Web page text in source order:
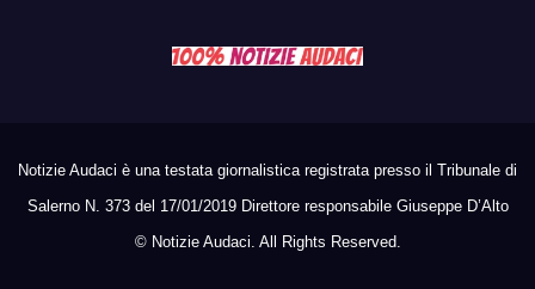
Notizie Audaci è una testata giornalistica registrata presso il Tribunale di
Salerno N. 373 del 17/01/2019 Direttore responsabile Giuseppe D’Alto
© Notizie Audaci. All Rights Reserved.